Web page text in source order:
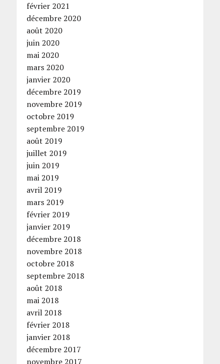
février 2021
décembre 2020
août 2020
juin 2020
mai 2020
mars 2020
janvier 2020
décembre 2019
novembre 2019
octobre 2019
septembre 2019
août 2019
juillet 2019
juin 2019
mai 2019
avril 2019
mars 2019
février 2019
janvier 2019
décembre 2018
novembre 2018
octobre 2018
septembre 2018
août 2018
mai 2018
avril 2018
février 2018
janvier 2018
décembre 2017
novembre 2017